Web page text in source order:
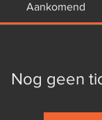
Aankomend
Nog geen